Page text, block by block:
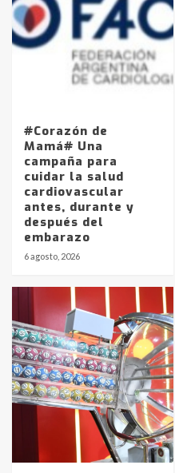
#Corazón de
Mamá# Una
campaña para
cuidar la salud
cardiovascular
antes, durante y
después del
embarazo
6 agosto, 2026